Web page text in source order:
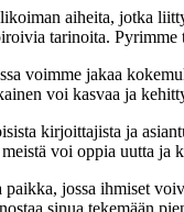
aiheita, jotka
tarinoita.
voimme jakaa
voi kasvaa ja
kirjoittajista ja
voi oppia uutta ja
jossa ihmiset
sinua tekemään